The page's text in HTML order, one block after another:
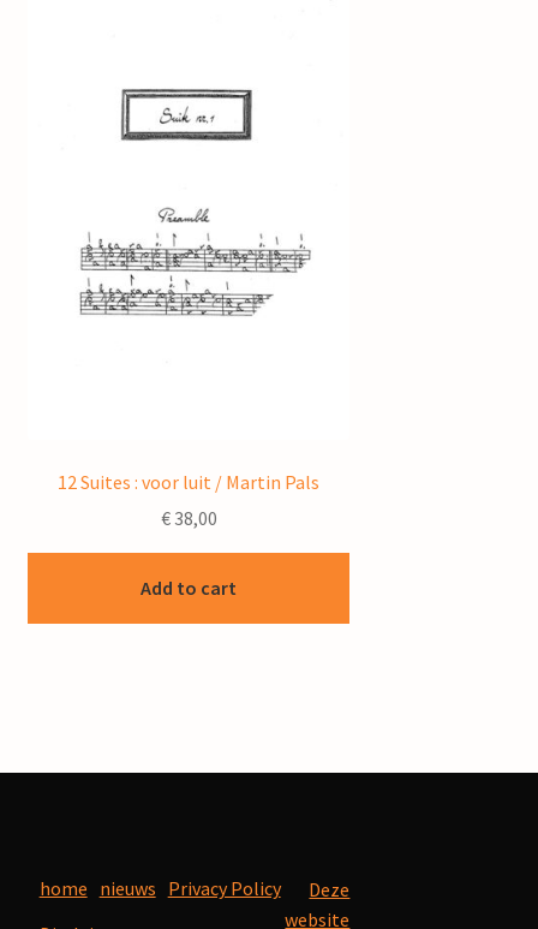
12 Suites : voor luit / Martin Pals
€38,00
Add to cart
home nieuws Privacy Policy
Deze
website